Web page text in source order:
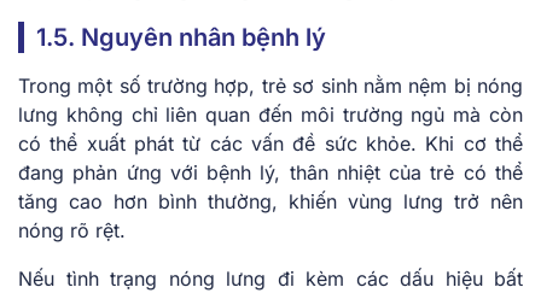
1.5. Nguyên nhân bệnh lý
Trong một số trường hợp, trẻ sơ sinh nằm nệm bị nóng
lưng không chỉ liên quan đến môi trường ngủ mà còn
có thể xuất phát từ các vấn đề sức khỏe. Khi cơ thể
đang phản ứng với bệnh lý, thân nhiệt của trẻ có thể
tăng cao hơn bình thường, khiến vùng lưng trở nên
nóng rõ rệt.
Nếu tình trạng nóng lưng đi kèm các dấu hiệu bất